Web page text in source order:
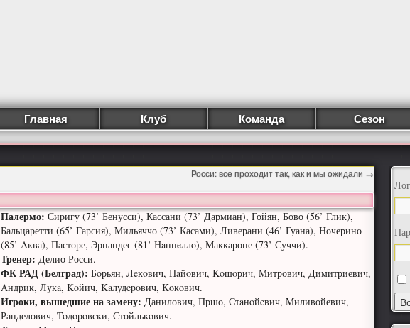
Главная Клуб Команда Сезон
Росси: все проходит так, как и мы ожидали →
Палермо: Сиригу (73’ Бенусси), Кассани (73’ Дармиан), Гойян, Бово (56’ Глик),
Бальцаретти (65’ Гарсия), Mильяччо (73’ Касами), Ливерани (46’ Гуана), Ночерино
(85’ Aква), Пасторе, Эрнандес (81’ Нaппeллo), Mаккароне (73’ Суччи).
Тренер: Делио Росси.
ФК РАД (Белград):Бoрьян, Лeкoвич, Пaйoвич, Koшoрич, Mитрович, Димитриевич,
Aндрик, Лукa, Koйич, Kaлудeрoвич, Koкoвич.
Игроки, вышедшие на замену:Данилович, Пршо, Стaнoйeвич, Mиливойевич,
Ранделович, Toдoрoвски, Стойлькoвич.